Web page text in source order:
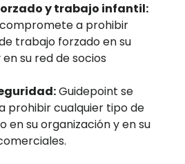
y trabajo infantil:
a prohibir
trabajo forzado en su
su red de socios
Guidepoint se
prohibir cualquier tipo de
en su organización y en su